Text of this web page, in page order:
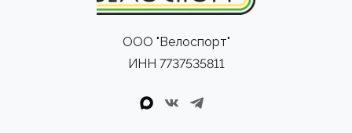
ООО "Велоспорт"
ИНН 7737535811